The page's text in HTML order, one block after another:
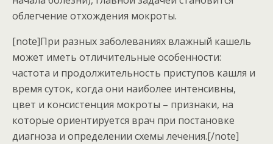
облегчение отхождения мокроты.
[note]При разных заболеваниях влажный кашель
может иметь отличительные особенности:
частота и продолжительность приступов кашля и
время суток, когда они наиболее интенсивны,
цвет и консистенция мокроты – признаки, на
которые ориентируется врач при постановке
диагноза и определении схемы лечения.[/note]